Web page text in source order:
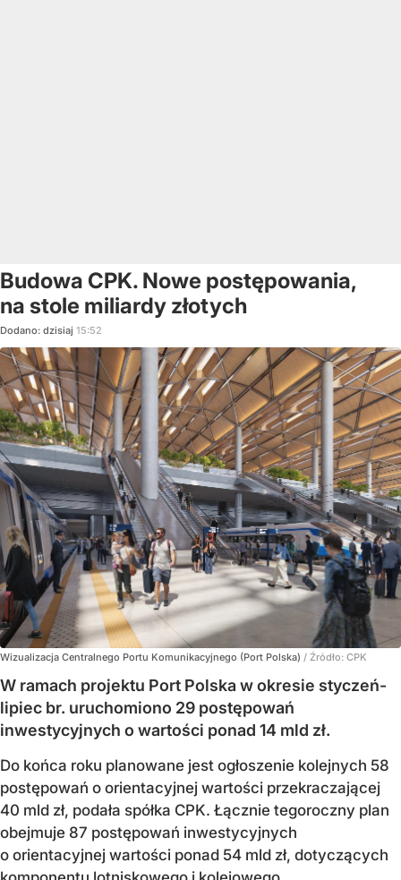
Budowa CPK. Nowe postępowania,
na stole miliardy złotych
Dodano: dzisiaj 15:52
Wizualizacja Centralnego Portu Komunikacyjnego (Port Polska) / Źródło: CPK
W ramach projektu Port Polska w okresie styczeń-
lipiec br. uruchomiono 29 postępowań
inwestycyjnych o wartości ponad 14 mld zł.
Do końca roku planowane jest ogłoszenie kolejnych 58
postępowań o orientacyjnej wartości przekraczającej
40 mld zł, podała spółka CPK. Łącznie tegoroczny plan
obejmuje 87 postępowań inwestycyjnych
o orientacyjnej wartości ponad 54 mld zł, dotyczących